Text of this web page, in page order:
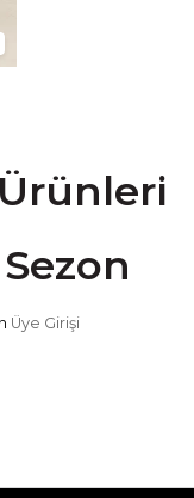
Üye Girişi